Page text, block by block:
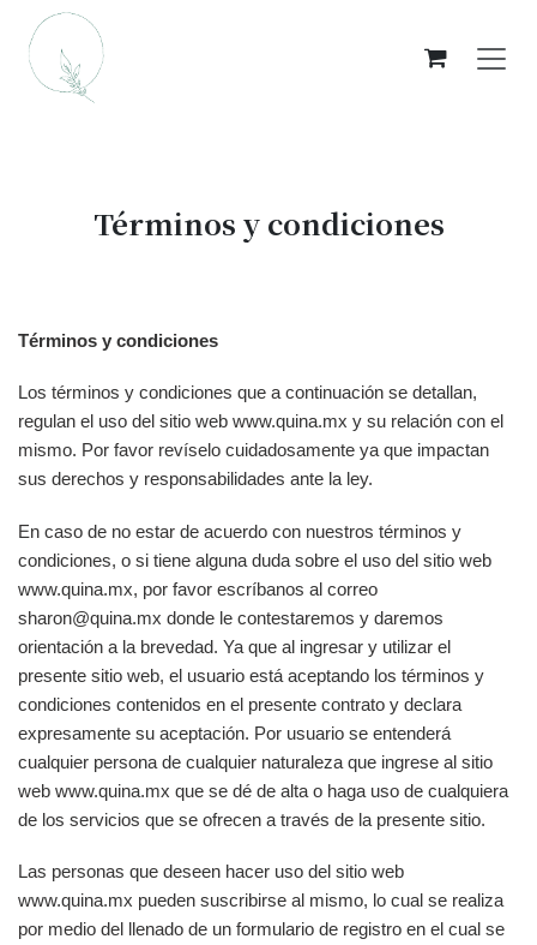
Ir al contenido
Términos y condiciones
Términos y condiciones
Los términos y condiciones que a continuación se detallan,
regulan el uso del sitio web www.quina.mx y su relación con el
mismo. Por favor revíselo cuidadosamente ya que impactan
sus derechos y responsabilidades ante la ley.
En caso de no estar de acuerdo con nuestros términos y
condiciones, o si tiene alguna duda sobre el uso del sitio web
www.quina.mx, por favor escríbanos al correo
sharon@quina.mx donde le contestaremos y daremos
orientación a la brevedad. Ya que al ingresar y utilizar el
presente sitio web, el usuario está aceptando los términos y
condiciones contenidos en el presente contrato y declara
expresamente su aceptación. Por usuario se entenderá
cualquier persona de cualquier naturaleza que ingrese al sitio
web www.quina.mx que se dé de alta o haga uso de cualquiera
de los servicios que se ofrecen a través de la presente sitio.
Las personas que deseen hacer uso del sitio web
www.quina.mx pueden suscribirse al mismo, lo cual se realiza
por medio del llenado de un formulario de registro en el cual se